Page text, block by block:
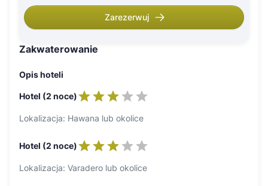
Zarezerwuj
Zakwaterowanie
Opis hoteli
Hotel (2 noce)
Lokalizacja: Hawana lub okolice
Hotel (2 noce)
Lokalizacja: Varadero lub okolice